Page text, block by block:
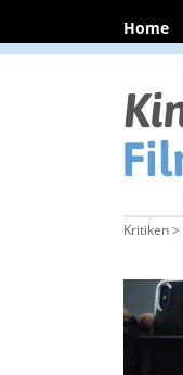
Home
Kritiken >